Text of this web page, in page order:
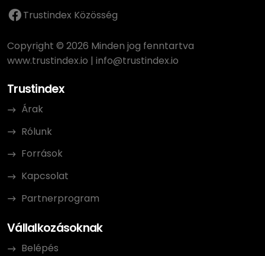
Trustindex Közösség
Copyright © 2026 Minden jog fenntartva
www.trustindex.io | info@trustindex.io
Trustindex
Árak
Rólunk
Források
Kapcsolat
Partnerprogram
Vállalkozásoknak
Belépés